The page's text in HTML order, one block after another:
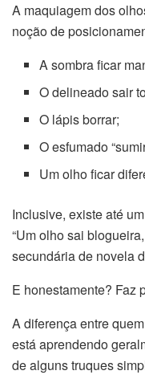
A maquiagem dos
noção de
A sombra ficar
O delineado sair
O lápis borrar;
O esfumado
Um olho ficar
Inclusive, existe até
“Um olho sai
secundária de novela
E honestamente? Faz
A diferença entre
está aprendendo
de alguns truques